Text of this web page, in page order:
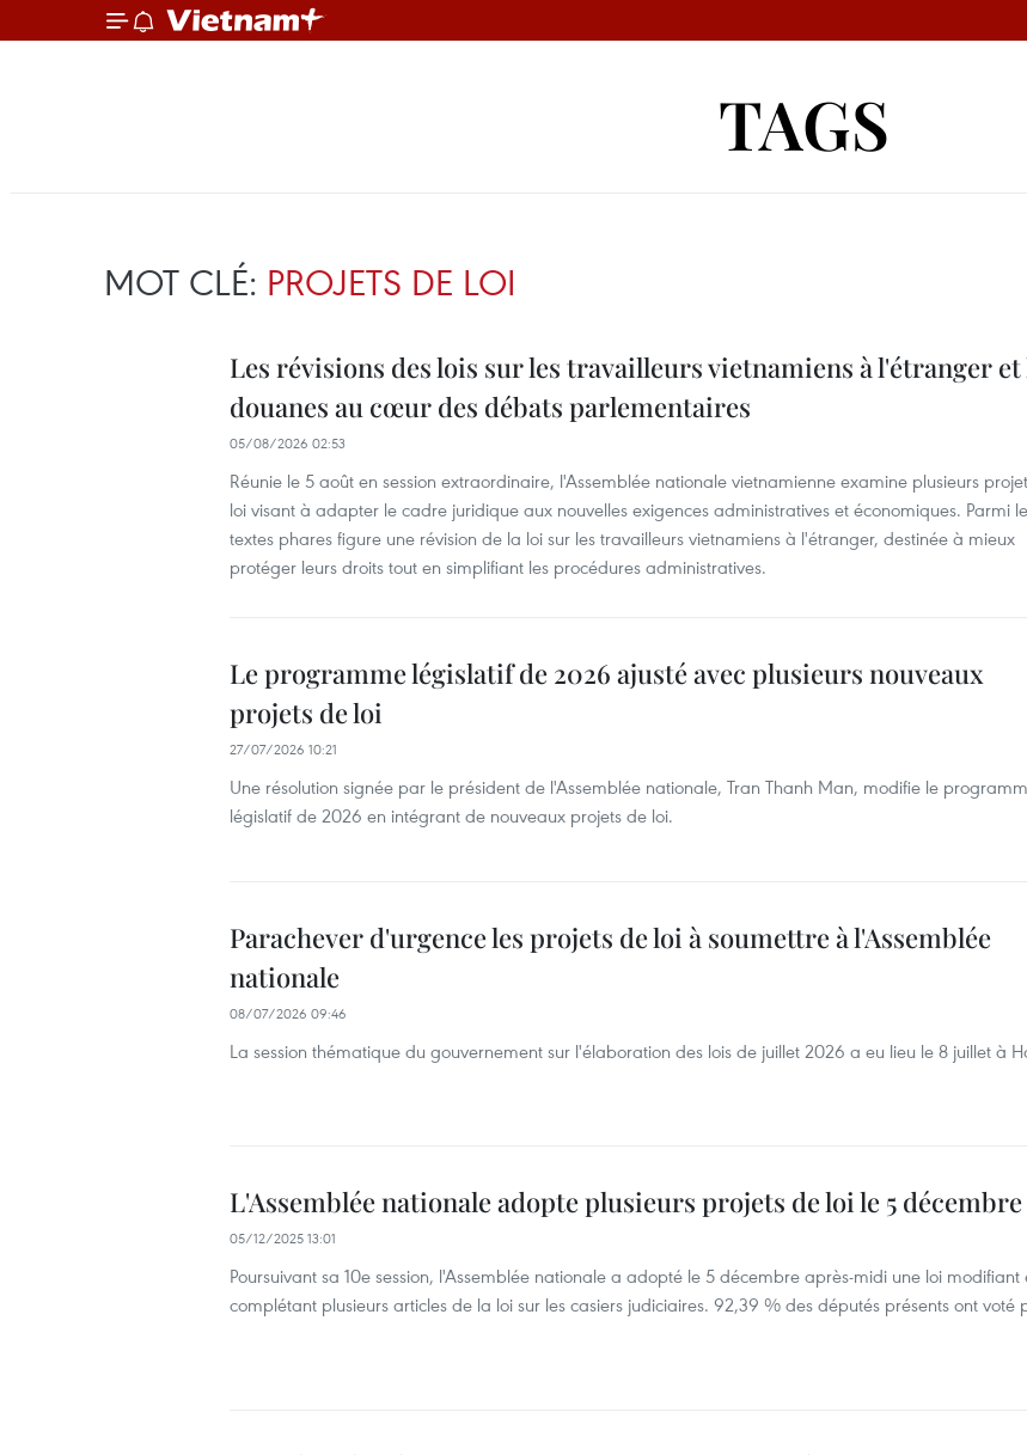
TAGS
MOT CLÉ: PROJETS DE LOI
Les révisions des lois sur les travailleurs vietnamiens à l'étranger et
douanes au cœur des débats parlementaires
05/08/2026 02:53
Réunie le 5 août en session extraordinaire, l'Assemblée nationale vietnamienne examine plusieurs
loi visant à adapter le cadre juridique aux nouvelles exigences administratives et économiques. Parmi
textes phares figure une révision de la loi sur les travailleurs vietnamiens à l'étranger, destinée à mieux
protéger leurs droits tout en simplifiant les procédures administratives.
Le programme législatif de 2026 ajusté avec plusieurs nouveaux
projets de loi
27/07/2026 10:21
Une résolution signée par le président de l'Assemblée nationale, Tran Thanh Man, modifie le
législatif de 2026 en intégrant de nouveaux projets de loi.
Parachever d'urgence les projets de loi à soumettre à l'Assemblée
nationale
08/07/2026 09:46
La session thématique du gouvernement sur l'élaboration des lois de juillet 2026 a eu lieu le 8 juillet à
L'Assemblée nationale adopte plusieurs projets de loi le 5 décembre
05/12/2025 13:01
Poursuivant sa 10e session, l'Assemblée nationale a adopté le 5 décembre après-midi une loi modifiant
complétant plusieurs articles de la loi sur les casiers judiciaires. 92,39 % des députés présents ont voté